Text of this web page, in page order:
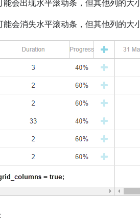
会出现水平滚动条，但其他列的大
会消失水平滚动条，但其他列的大